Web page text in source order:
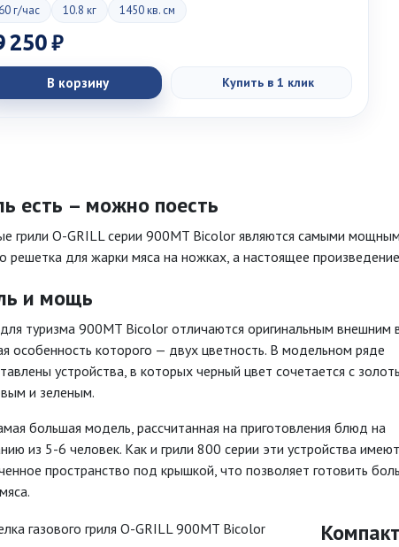
г/час 10.8 кг 1450 кв. см
250 ₽
В корзину Купить в 1 клик
есть – можно поесть
грили O-GRILL серии 900MT Bicolor являются самыми
решетка для жарки мяса на ножках, а настоящее
и мощь
для туризма 900MT Bicolor отличаются оригинальным внешним
особенность которого — двух цветность. В модельном ряде
устройства, в которых черный цвет сочетается с
и зеленым.
большая модель, рассчитанная на приготовления блюд на
из 5-6 человек. Как и грили 800 серии эти устройства имеют
пространство под крышкой, что позволяет готовить